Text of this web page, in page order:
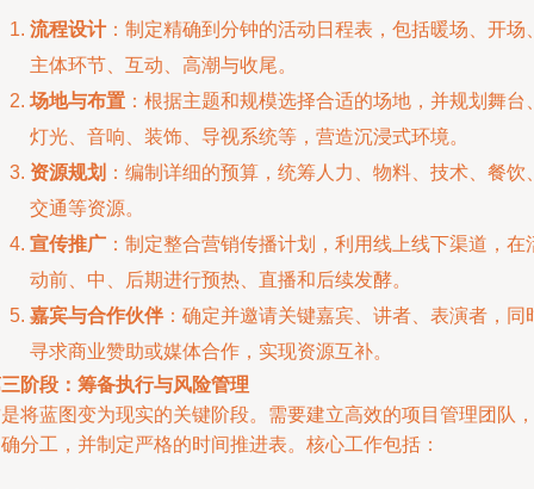
流程设计：制定精确到分钟的活动日程表，包括暖场、开场
主体环节、互动、高潮与收尾。
场地与布置 ：根据主题和规模选择合适的场地，并规划舞台
灯光、音响、装饰、导视系统等，营造沉浸式环境。
资源规划 ：编制详细的预算，统筹人力、物料、技术、餐饮
交通等资源。
宣传推广 ：制定整合营销传播计划，利用线上线下渠道，在
动前、中、后期进行预热、直播和后续发酵。
嘉宾与合作伙伴 ：确定并邀请关键嘉宾、讲者、表演者，同
寻求商业赞助或媒体合作，实现资源互补。
阶段：筹备执行与风险管理
将蓝图变为现实的关键阶段。需要建立高效的项目管理团队，
分工，并制定严格的时间推进表。核心工作包括：